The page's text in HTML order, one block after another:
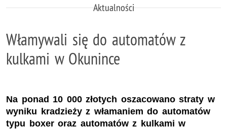
Aktualności
Włamywali się do automatów z
kulkami w Okunince
Na ponad 10 000 złotych oszacowano straty w
wyniku kradzieży z włamaniem do automatów
typu boxer oraz automatów z kulkami w